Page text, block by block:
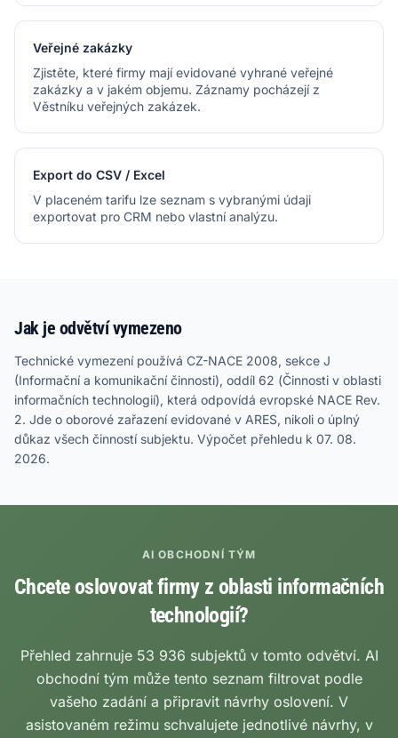
Veřejné zakázky
Zjistěte, které firmy mají evidované vyhrané veřejné
zakázky a v jakém objemu. Záznamy pocházejí z
Věstníku veřejných zakázek.
Export do CSV / Excel
V placeném tarifu lze seznam s vybranými údaji
exportovat pro CRM nebo vlastní analýzu.
Jak je odvětví vymezeno
Technické vymezení používá CZ-NACE 2008, sekce J
(Informační a komunikační činnosti), oddíl 62 (Činnosti v oblasti
informačních technologií), která odpovídá evropské NACE Rev.
2. Jde o oborové zařazení evidované v ARES, nikoli o úplný
důkaz všech činností subjektu. Výpočet přehledu k 07. 08.
2026.
AI OBCHODNÍ TÝM
Chcete oslovovat firmy z oblasti informačních
technologií?
Přehled zahrnuje 53 936 subjektů v tomto odvětví. AI
obchodní tým může tento seznam filtrovat podle
vašeho zadání a připravit návrhy oslovení. V
asistovaném režimu schvalujete jednotlivé návrhy, v